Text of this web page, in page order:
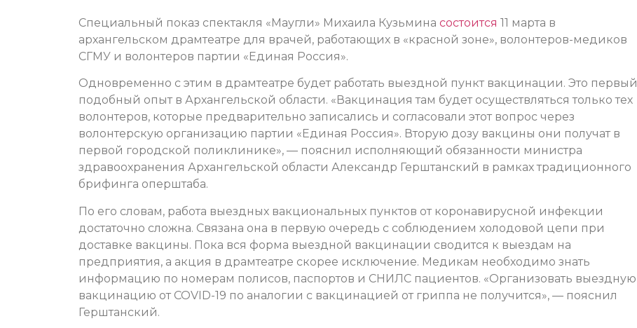
Специальный показ спектакля «Маугли» Михаила Кузьмина состоится 11 марта в
архангельском драмтеатре для врачей, работающих в «красной зоне», волонтеров-медиков
СГМУ и волонтеров партии «Единая Россия».
Одновременно с этим в драмтеатре будет работать выездной пункт вакцинации. Это первый
подобный опыт в Архангельской области. «Вакцинация там будет осуществляться только тех
волонтеров, которые предварительно записались и согласовали этот вопрос через
волонтерскую организацию партии «Единая Россия». Вторую дозу вакцины они получат в
первой городской поликлинике», — пояснил исполняющий обязанности министра
здравоохранения Архангельской области Александр Герштанский в рамках традиционного
брифинга оперштаба.
По его словам, работа выездных вакциональных пунктов от коронавирусной инфекции
достаточно сложна. Связана она в первую очередь с соблюдением холодовой цепи при
доставке вакцины. Пока вся форма выездной вакцинации сводится к выездам на
предприятия, а акция в драмтеатре скорее исключение. Медикам необходимо знать
информацию по номерам полисов, паспортов и СНИЛС пациентов. «Организовать выездную
вакцинацию от COVID-19 по аналогии с вакцинацией от гриппа не получится», — пояснил
Герштанский.